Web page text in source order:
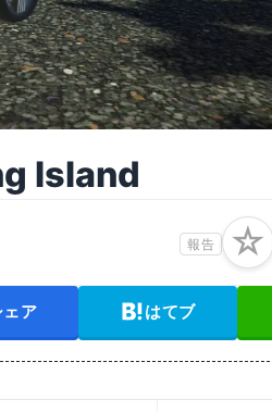
Island
報告 ☆
ア はてブ